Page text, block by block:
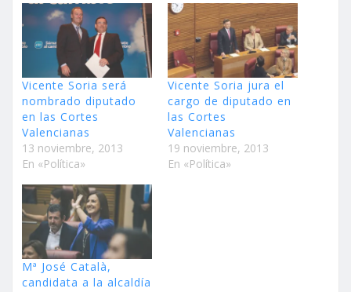
Vicente Soria será
nombrado diputado
en las Cortes
Valencianas
13 noviembre, 2013
En «Política»
Vicente Soria jura el
cargo de diputado en
las Cortes
Valencianas
19 noviembre, 2013
En «Política»
Mª José Català,
candidata a la alcaldía